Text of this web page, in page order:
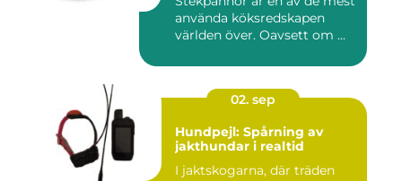
använda köksredskapen
världen över. Oavsett om ...
02. sep
Hundpejl: Spårning av
jakthundar i realtid
I jaktskogarna, där träden